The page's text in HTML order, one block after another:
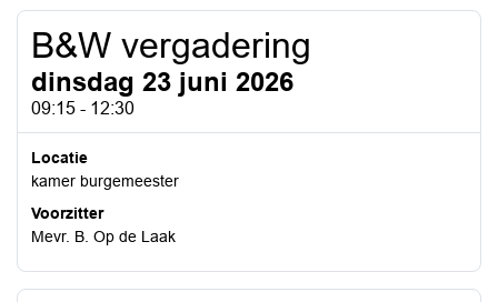
B&W vergadering
dinsdag 23 juni 2026
09:15 - 12:30
Locatie
kamer burgemeester
Voorzitter
Mevr. B. Op de Laak